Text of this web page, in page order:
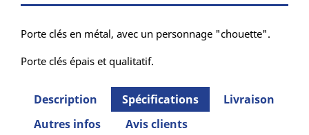
Porte clés en métal, avec un personnage "chouette".
Porte clés épais et qualitatif.
Description Spécifications
Livraison
Autres infos
Avis clients